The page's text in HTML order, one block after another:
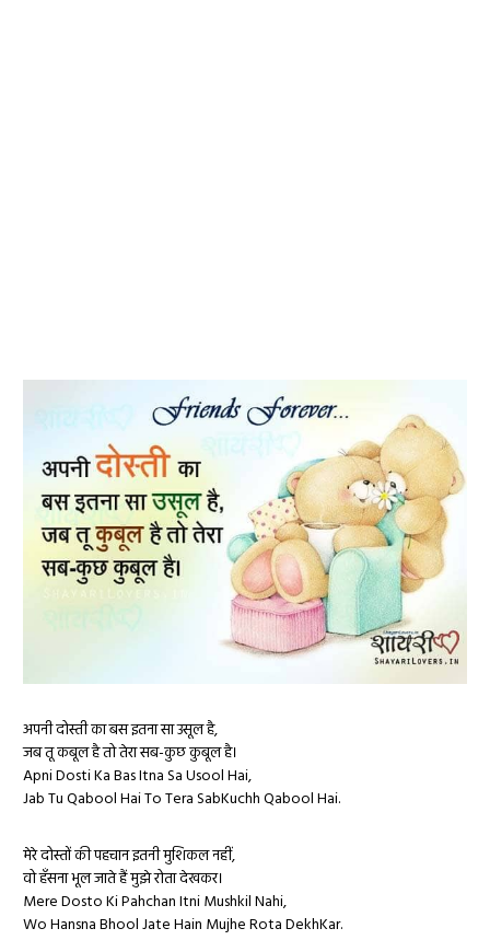
अपनी दोस्ती का बस इतना सा उसूल है,
जब तू कबूल है तो तेरा सब-कुछ कुबूल है।
Apni Dosti Ka Bas Itna Sa Usool Hai,
Jab Tu Qabool Hai To Tera SabKuchh Qabool Hai.
मेरे दोस्तों की पहचान इतनी मुशिकल नहीं,
वो हँसना भूल जाते हैं मुझे रोता देखकर।
Mere Dosto Ki Pahchan Itni Mushkil Nahi,
Wo Hansna Bhool Jate Hain Mujhe Rota DekhKar.